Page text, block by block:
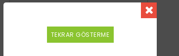
TEKRAR GÖSTERME